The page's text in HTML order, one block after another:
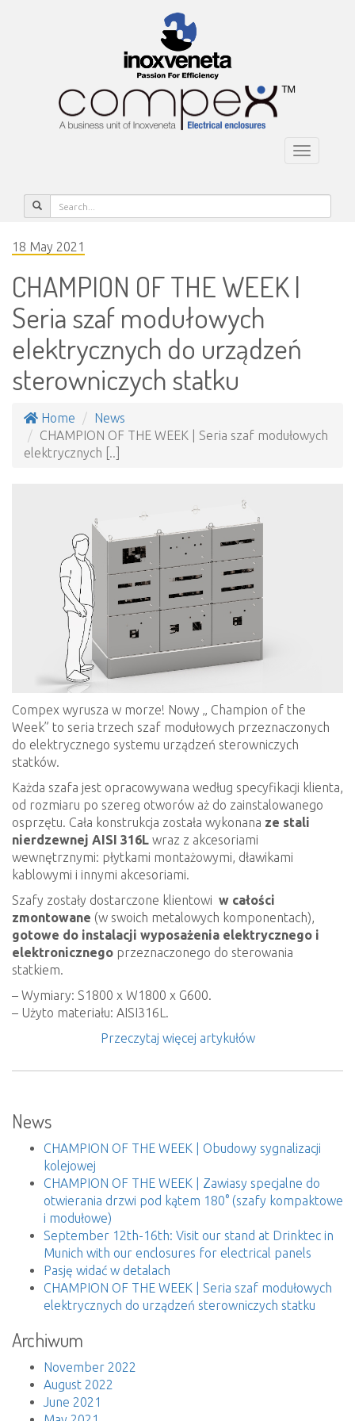
Toggle
18 May 2021
CHAMPION OF THE WEEK |
Seria szaf modułowych
elektrycznych do urządzeń
sterowniczych statku
Home
News
CHAMPION OF THE WEEK | Seria szaf modułowych
elektrycznych [..]
Compex wyrusza w morze! Nowy „ Champion of the
Week” to seria trzech szaf modułowych przeznaczonych
do elektrycznego systemu urządzeń sterowniczych
statków.
Każda szafa jest opracowywana według specyfikacji klienta,
od rozmiaru po szereg otworów aż do zainstalowanego
osprzętu. Cała konstrukcja została wykonana ze stali
nierdzewnej AISI 316L wraz z akcesoriami
wewnętrznymi: płytkami montażowymi, dławikami
kablowymi i innymi akcesoriami.
Szafy zostały dostarczone klientowi w całości
zmontowane (w swoich metalowych komponentach),
gotowe do instalacji wyposażenia elektrycznego i
elektronicznego przeznaczonego do sterowania
statkiem.
– Wymiary: S1800 x W1800 x G600.
– Użyto materiału: AISI316L.
Przeczytaj więcej artykułów
News
CHAMPION OF THE WEEK | Obudowy sygnalizacji
kolejowej
CHAMPION OF THE WEEK | Zawiasy specjalne do
otwierania drzwi pod kątem 180° (szafy kompaktowe
i modułowe)
September 12th-16th: Visit our stand at Drinktec in
Munich with our enclosures for electrical panels
Pasję widać w detalach
CHAMPION OF THE WEEK | Seria szaf modułowych
elektrycznych do urządzeń sterowniczych statku
Archiwum
November 2022
August 2022
June 2021